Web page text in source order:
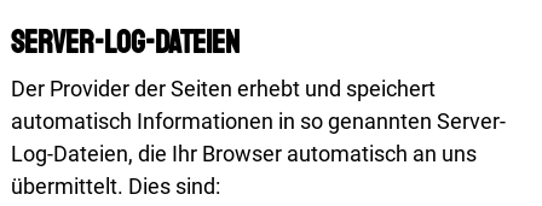
Server-Log-Dateien
Der Provider der Seiten erhebt und speichert
automatisch Informationen in so genannten Server-
Log-Dateien, die Ihr Browser automatisch an uns
übermittelt. Dies sind: